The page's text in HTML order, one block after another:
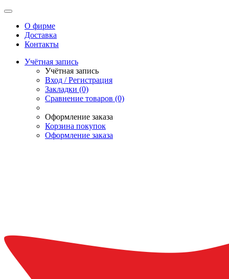
О фирме
Доставка
Контакты
Учётная запись
Учётная запись
Вход / Регистрация
Закладки (0)
Сравнение товаров (0)
Оформление заказа
Корзина покупок
Оформление заказа